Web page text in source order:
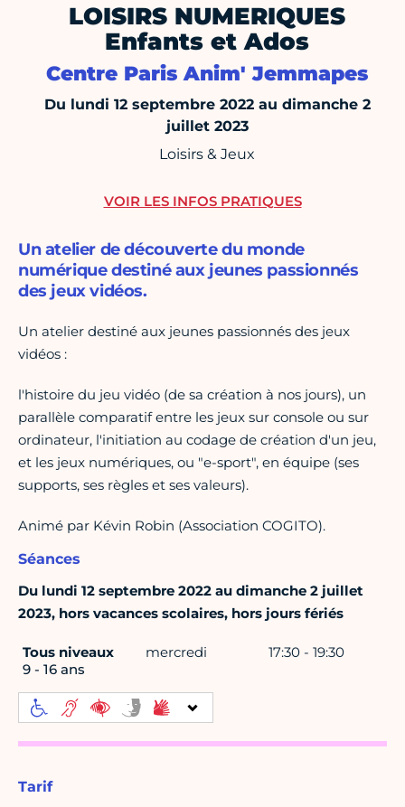
LOISIRS NUMERIQUES
Enfants et Ados
Centre Paris Anim' Jemmapes
Du lundi 12 septembre 2022 au dimanche 2
juillet 2023
Loisirs & Jeux
Un atelier de découverte du monde
numérique destiné aux jeunes passionnés
des jeux vidéos.
Un atelier destiné aux jeunes passionnés des jeux
vidéos :
l'histoire du jeu vidéo (de sa création à nos jours), un
parallèle comparatif entre les jeux sur console ou sur
ordinateur, l'initiation au codage de création d'un jeu,
et les jeux numériques, ou "e-sport", en équipe (ses
supports, ses règles et ses valeurs).
Animé par Kévin Robin (Association COGITO).
Séances
Du lundi 12 septembre 2022 au dimanche 2 juillet
2023, hors vacances scolaires, hors jours fériés
Tous niveaux
9 - 16 ans
mercredi 17:30 - 19:30
Tarif
VOIR LES INFOS PRATIQUES